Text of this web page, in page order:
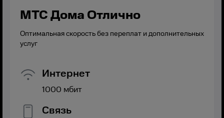
МТС Дома Отлично
Оптимальная скорость без переплат и дополнительных
услуг
Интернет
1000 мбит
Связь